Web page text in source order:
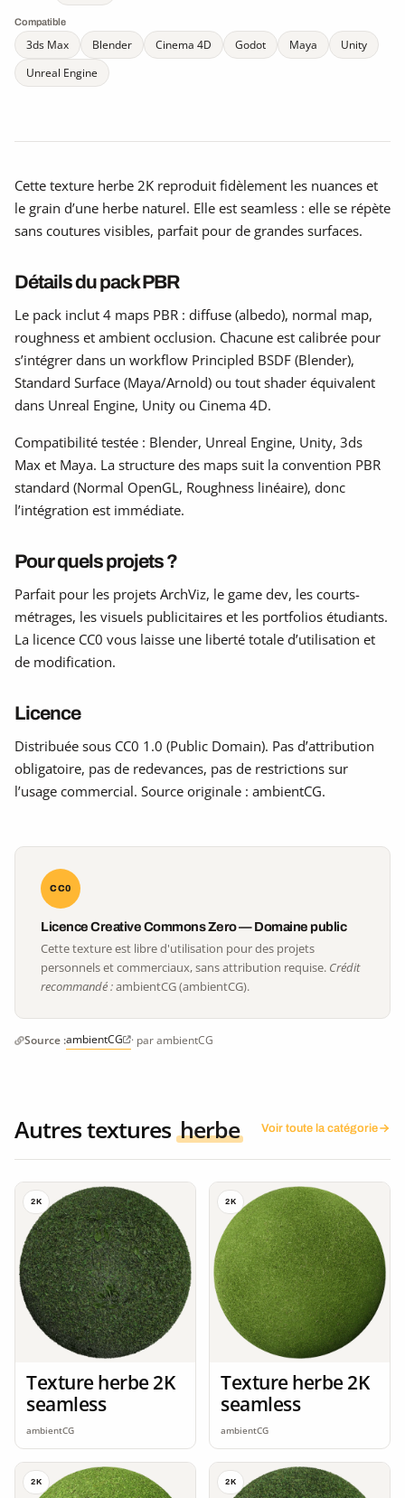
Compatible
3ds Max Blender Cinema 4D Godot Maya
Unity
Unreal Engine
Cette texture herbe 2K reproduit fidèlement les nuances et
le grain d’une herbe naturel. Elle est seamless : elle se répète
sans coutures visibles, parfait pour de grandes surfaces.
Détails du pack PBR
Le pack inclut 4 maps PBR : diffuse (albedo), normal map,
roughness et ambient occlusion. Chacune est calibrée pour
s’intégrer dans un workflow Principled BSDF (Blender),
Standard Surface (Maya/Arnold) ou tout shader équivalent
dans Unreal Engine, Unity ou Cinema 4D.
Compatibilité testée : Blender, Unreal Engine, Unity, 3ds
Max et Maya. La structure des maps suit la convention PBR
standard (Normal OpenGL, Roughness linéaire), donc
l’intégration est immédiate.
Pour quels projets ?
Parfait pour les projets ArchViz, le game dev, les courts-
métrages, les visuels publicitaires et les portfolios étudiants.
La licence CC0 vous laisse une liberté totale d’utilisation et
de modification.
Licence
Distribuée sous CC0 1.0 (Public Domain). Pas d’attribution
obligatoire, pas de redevances, pas de restrictions sur
l’usage commercial. Source originale : ambientCG.
CC0
Licence Creative Commons Zero — Domaine public
Cette texture est libre d'utilisation pour des projets
personnels et commerciaux, sans attribution requise. Crédit
recommandé :ambientCG (ambientCG).
Source :ambientCG · par ambientCG
Autres textures herbe Voir toute la catégorie
2K
Texture herbe 2K
seamless
ambientCG
2K
Texture herbe 2K
seamless
ambientCG
2K 2K